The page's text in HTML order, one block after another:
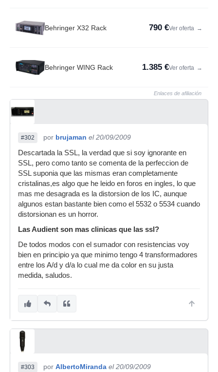
Behringer X32 Rack 790 €Ver oferta →
Behringer WING Rack 1.385 €Ver oferta →
Enlaces de afiliación
#302 por brujaman el 20/09/2009
Descartada la SSL, la verdad que si soy ignorante en
SSL, pero como tanto se comenta de la perfeccion de
SSL suponia que las mismas eran completamente
cristalinas,es algo que he leido en foros en ingles, lo que
mas me desagrada es la distorsion de los IC, aunque
algunos estan bastante bien como el 5532 o 5534 cuando
distorsionan es un horror.
Las Audient son mas clinicas que las ssl?
De todos modos con el sumador con resistencias voy
bien en principio ya que minimo tengo 4 transformadores
entre los A/d y d/a lo cual me da color en su justa
medida, saludos.
#303 por AlbertoMiranda el 20/09/2009